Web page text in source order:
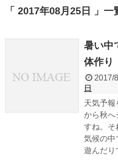
2017年08月25日 一
暑い中
体作り
2017/
日
天気予報
から秋へ
すね。そ
気候の中
遊んだり